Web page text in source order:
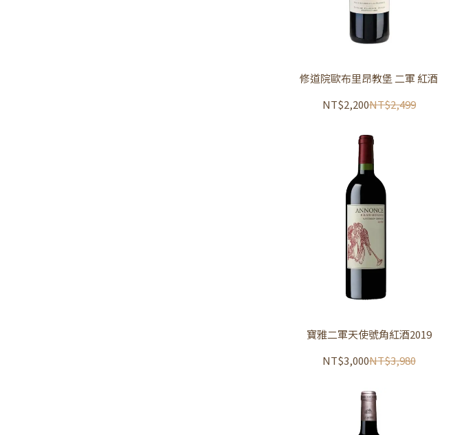
修道院歐布里昂教堡 二軍 紅酒
NT$2,200NT$2,499
寶雅二軍天使號角紅酒2019
NT$3,000NT$3,980